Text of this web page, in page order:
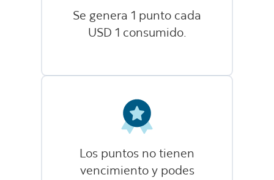
Se genera 1 punto cada
USD 1 consumido.
Los puntos no tienen
vencimiento y podes